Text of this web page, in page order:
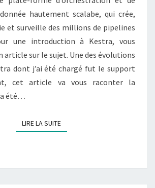
hautement scalabe, qui crée,
et surveille des millions de pipelines
une introduction à Kestra, vous
article sur le sujet. Une des évolutions
dont j’ai été chargé fut le support
cet article va vous raconter la
a été…
LIRE LA SUITELIRE LA SUITE